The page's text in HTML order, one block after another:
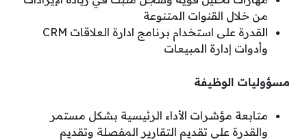
من خلال القنوات المتنوعة
القدرة على استخدام برنامج ادارة العلاقات CRM
وأدوات إدارة المبيعات
مسؤوليات الوظيفة
متابعة مؤشرات الأداء الرئيسية بشكل مستمر
والقدرة على تقديم التقارير المفصلة وتقديم